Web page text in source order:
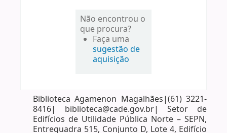
Não encontrou o
que procura?
Faça uma
sugestão de
aquisição
Biblioteca Agamenon Magalhães|(61) 3221-
8416| biblioteca@cade.gov.br| Setor de
Edifícios de Utilidade Pública Norte – SEPN,
Entrequadra 515, Conjunto D, Lote 4, Edifício